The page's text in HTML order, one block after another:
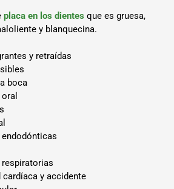
placa en los dientes que es gruesa,
y blanquecina.
y retraídas
boca
cardíaca y accidente